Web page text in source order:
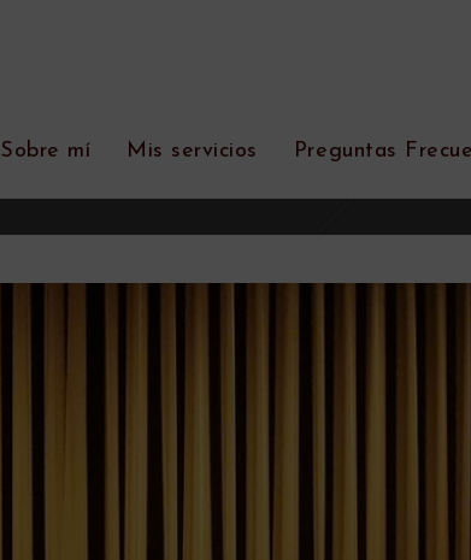
Sobre mí Mis servicios Preguntas